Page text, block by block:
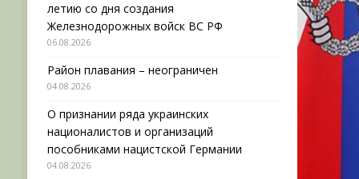
летию со дня создания
Железнодорожных войск ВС РФ
06.08.2026
Район плавания – неограничен
04.08.2026
О признании ряда украинских
националистов и организаций
пособниками нацистской Германии
04.08.2026